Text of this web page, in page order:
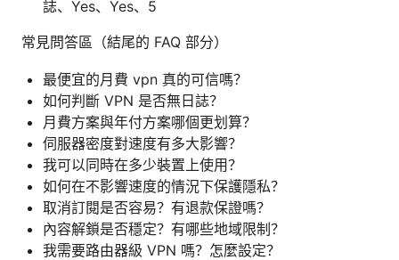
誌、Yes、Yes、5
常見問答區（結尾的 FAQ 部分）
最便宜的月費 vpn 真的可信嗎？
如何判斷 VPN 是否無日誌？
月費方案與年付方案哪個更划算？
伺服器密度對速度有多大影響？
我可以同時在多少裝置上使用？
如何在不影響速度的情況下保護隱私？
取消訂閱是否容易？有退款保證嗎？
內容解鎖是否穩定？有哪些地域限制？
我需要路由器級 VPN 嗎？怎麼設定？